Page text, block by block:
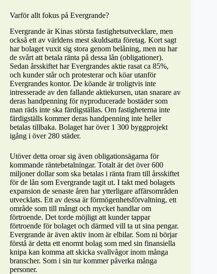
Varför allt fokus på Evergrande?
Evergrande är Kinas största fastighetsutvecklare, men
också ett av världens mest skuldsatta företag. Kort sagt
har bolaget vuxit sig stora genom belåning, men nu har
de svårt att betala ränta på dessa lån (obligationer).
Sedan årsskiftet har Evergrandes aktie rasat ca 85%,
och kunder står och protesterar och köar utanför
Evergrandes kontor. De köande är troligtvis inte
intresserade av den fallande aktiekursen, utan snarare av
deras handpenning för nyproducerade bostäder som
man räds inte ska färdigställas. Om fastigheterna inte
färdigställs kommer deras handpenning inte heller
betalas tillbaka. Bolaget har över 1 300 byggprojekt
igång i över 280 städer.
Utöver detta oroar sig även obligationsägarna för
kommande räntebetalningar. Totalt är det över 600
miljoner dollar som ska betalas i ränta fram till årsskiftet
för de lån som Evergrande tagit ut. I takt med bolagets
expansion de senaste åren har ytterligare affärsområden
utvecklats. Ett av dessa är förmögenhetsförvaltning, ett
område som till mångt och mycket handlar om
förtroende. Det torde möjligt att kunder tappar
förtroende för bolaget och därmed vill ta ut sina pengar.
Evergrande är även aktiv inom är elbilar. Som ni börjar
förstå är detta ett enormt bolag som med sin finansiella
knipa kan komma att skicka svallvågor inom många
branscher. Som i sin tur kommer påverka många
personer.